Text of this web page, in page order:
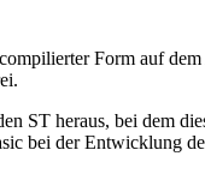
Form auf
ST heraus, bei dem
bei der Entwicklung